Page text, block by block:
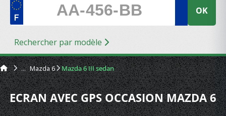
OK
Rechercher par modèle
Mazda 6 Mazda 6 III sedan
ECRAN AVEC GPS OCCASION MAZDA 6